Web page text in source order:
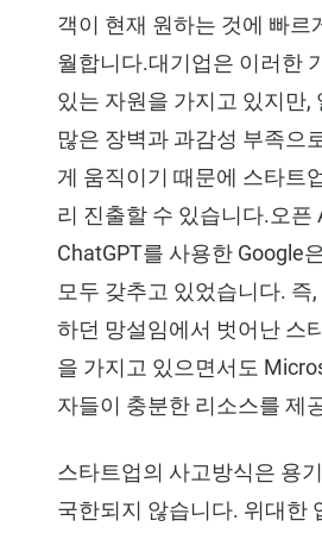
객이 현재 원하는 것에 빠르
월합니다.대기업은 이러한
있는 자원을 가지고 있지만,
많은 장벽과 과감성 부족으
게 움직이기 때문에 스타트
리 진출할 수 있습니다.오픈
ChatGPT를 사용한 Google
모두 갖추고 있었습니다. 즉
하던 망설임에서 벗어난 스
을 가지고 있으면서도
자들이 충분한 리소스를 제
스타트업의 사고방식은 용
국한되지 않습니다. 위대한